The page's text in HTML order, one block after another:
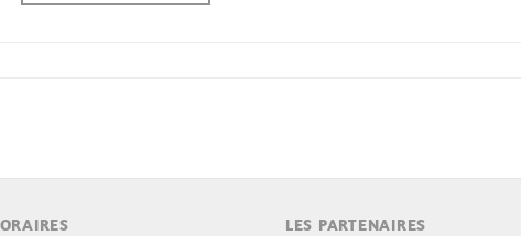
LES PARTENAIRES